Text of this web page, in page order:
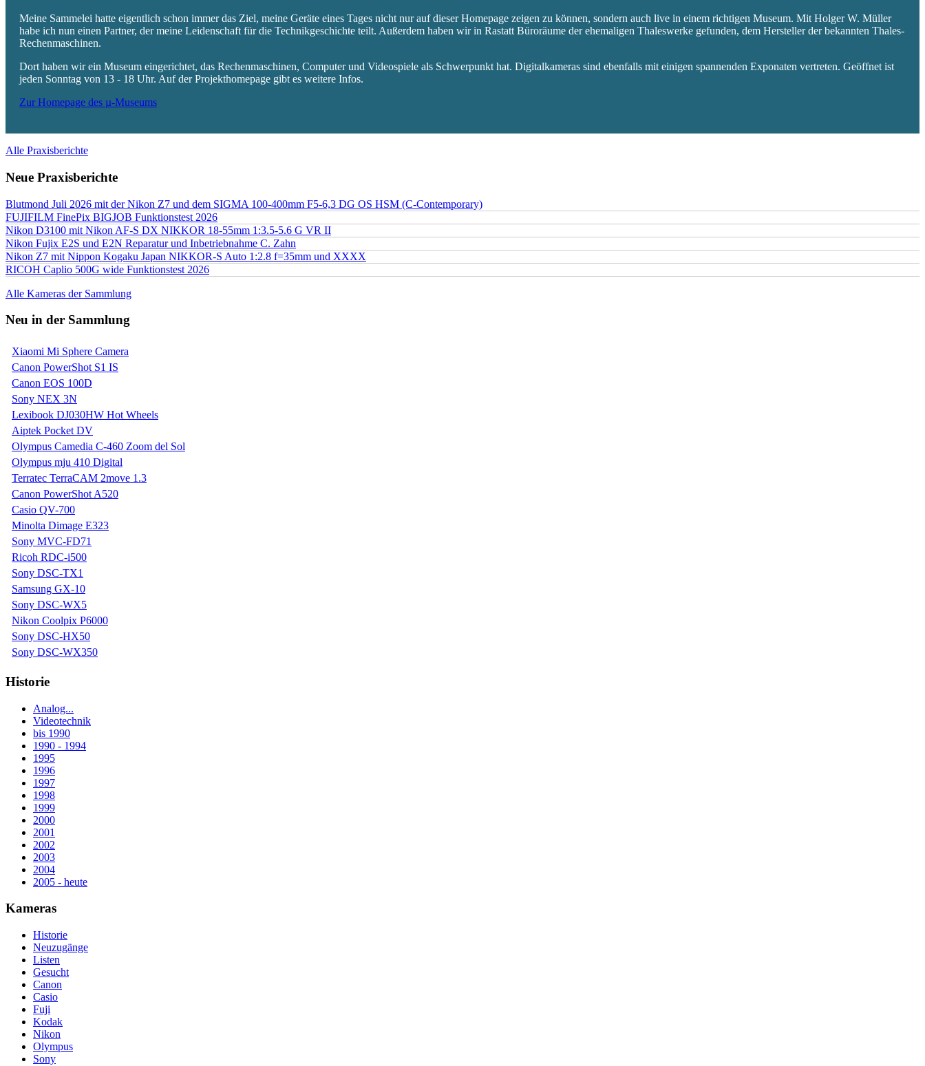
Meine Sammelei hatte eigentlich schon immer das Ziel, meine Geräte eines Tages nicht nur auf dieser Homepage zeigen zu können, sondern auch live in einem richtigen Museum. Mit Holger W. Müller
habe ich nun einen Partner, der meine Leidenschaft für die Technikgeschichte teilt. Außerdem haben wir in Rastatt Büroräume der ehemaligen Thaleswerke gefunden, dem Hersteller der bekannten Thales-
Rechenmaschinen.
Dort haben wir ein Museum eingerichtet, das Rechenmaschinen, Computer und Videospiele als Schwerpunkt hat. Digitalkameras sind ebenfalls mit einigen spannenden Exponaten vertreten. Geöffnet ist
jeden Sonntag von 13 - 18 Uhr. Auf der Projekthomepage gibt es weitere Infos.
Zur Homepage des µ-Museums
Alle Praxisberichte
Neue Praxisberichte
Blutmond Juli 2026 mit der Nikon Z7 und dem SIGMA 100-400mm F5-6,3 DG OS HSM (C-Contemporary)
FUJIFILM FinePix BIGJOB Funktionstest 2026
Nikon D3100 mit Nikon AF-S DX NIKKOR 18-55mm 1:3.5-5.6 G VR II
Nikon Fujix E2S und E2N Reparatur und Inbetriebnahme C. Zahn
Nikon Z7 mit Nippon Kogaku Japan NIKKOR-S Auto 1:2.8 f=35mm und XXXX
RICOH Caplio 500G wide Funktionstest 2026
Alle Kameras der Sammlung
Neu in der Sammlung
Xiaomi Mi Sphere Camera
Canon PowerShot S1 IS
Canon EOS 100D
Sony NEX 3N
Lexibook DJ030HW Hot Wheels
Aiptek Pocket DV
Olympus Camedia C-460 Zoom del Sol
Olympus mju 410 Digital
Terratec TerraCAM 2move 1.3
Canon PowerShot A520
Casio QV-700
Minolta Dimage E323
Sony MVC-FD71
Ricoh RDC-i500
Sony DSC-TX1
Samsung GX-10
Sony DSC-WX5
Nikon Coolpix P6000
Sony DSC-HX50
Sony DSC-WX350
Historie
Analog...
Videotechnik
bis 1990
1990 - 1994
1995
1996
1997
1998
1999
2000
2001
2002
2003
2004
2005 - heute
Kameras
Historie
Neuzugänge
Listen
Gesucht
Canon
Casio
Fuji
Kodak
Nikon
Olympus
Sony